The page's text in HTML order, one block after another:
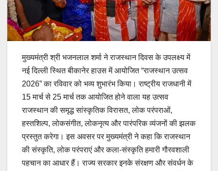
मुख्यमंत्री श्री भजनलाल शर्मा ने राजस्थान दिवस के उपलक्ष्य में
नई दिल्ली स्थित बीकानेर हाउस में आयोजित “राजस्थान उत्सव
2026” का रविवार को भव्य शुभारंभ किया। राष्ट्रीय राजधानी में
15 मार्च से 25 मार्च तक आयोजित होने वाला यह उत्सव
राजस्थान की समृद्ध सांस्कृतिक विरासत, लोक परंपराओं,
हस्तशिल्प, लोकसंगीत, लोकनृत्य और पारंपरिक व्यंजनों की झलक
प्रस्तुत करेगा। इस अवसर पर मुख्यमंत्री ने कहा कि राजस्थान
की संस्कृति, लोक परंपराएं और कला-संस्कृति हमारी गौरवशाली
पहचान का आधार हैं। राज्य सरकार इनके संरक्षण और संवर्धन के